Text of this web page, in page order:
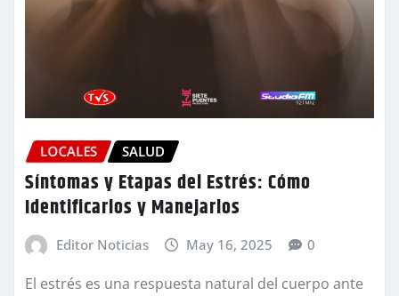
LOCALES SALUD
Síntomas y Etapas del Estrés: Cómo
Identificarlos y Manejarlos
Editor Noticias May 16, 2025 0
El estrés es una respuesta natural del cuerpo ante